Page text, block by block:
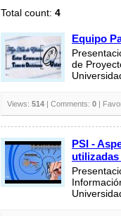
Total count: 4
Equipo
de
Views: 514 | Comments: 0 |
PSI -